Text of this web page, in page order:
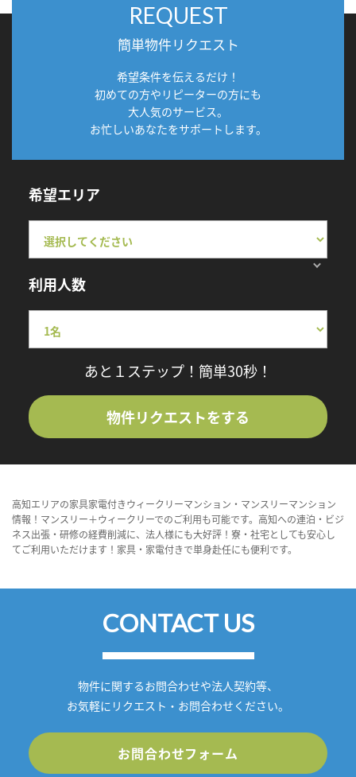
REQUEST
簡単物件リクエスト
希望条件を伝えるだけ！
初めての方やリピーターの方にも
大人気のサービス。
お忙しいあなたをサポートします。
希望エリア
利用人数
あと１ステップ！簡単30秒！
物件リクエストをする
高知エリアの家具家電付きウィークリーマンション・マンスリーマンション
情報！マンスリー＋ウィークリーでのご利用も可能です。高知への連泊・ビジ
ネス出張・研修の経費削減に、法人様にも大好評！寮・社宅としても安心し
てご利用いただけます！家具・家電付きで単身赴任にも便利です。
CONTACT US
物件に関するお問合わせや法人契約等、
お気軽にリクエスト・お問合わせください。
お問合わせフォーム